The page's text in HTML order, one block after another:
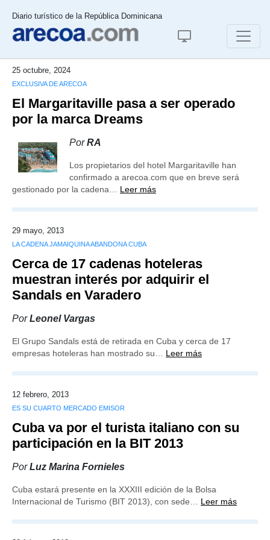
Diario turístico de la República Dominicana
25 octubre, 2024
EXCLUSIVA DE ARECOA
El Margaritaville pasa a ser operado
por la marca Dreams
PorRA
Los propietarios del hotel Margaritaville han
confirmado a arecoa.com que en breve será
gestionado por la cadena… Leer más
29 mayo, 2013
LA CADENA JAMAIQUINA ABANDONA CUBA
Cerca de 17 cadenas hoteleras
muestran interés por adquirir el
Sandals en Varadero
PorLeonel Vargas
El Grupo Sandals está de retirada en Cuba y cerca de 17
empresas hoteleras han mostrado su… Leer más
12 febrero, 2013
ES SU CUARTO MERCADO EMISOR
Cuba va por el turista italiano con su
participación en la BIT 2013
PorLuz Marina Fornieles
Cuba estará presente en la XXXIII edición de la Bolsa
Internacional de Turismo (BIT 2013), con sede… Leer más